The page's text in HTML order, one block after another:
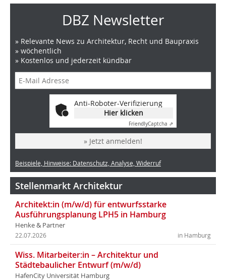
DBZ Newsletter
» Relevante News zu Architektur, Recht und Baupraxis
» wöchentlich
» Kostenlos und jederzeit kündbar
Anti-Roboter-Verifizierung
Hier klicken
FriendlyCaptcha ⇗
» Jetzt anmelden!
Beispiele, Hinweise: Datenschutz, Analyse, Widerruf
Stellenmarkt Architektur
Architekt:in (m/w/d) für entwurfsstarke
Ausführungsplanung LPH5 in Hamburg
Henke & Partner
in Hamburg
22.07.2026
Wiss. Mitarbeiter:in – Architektur und
Städtebaulicher Entwurf (m/w/d)
HafenCity Universität Hamburg